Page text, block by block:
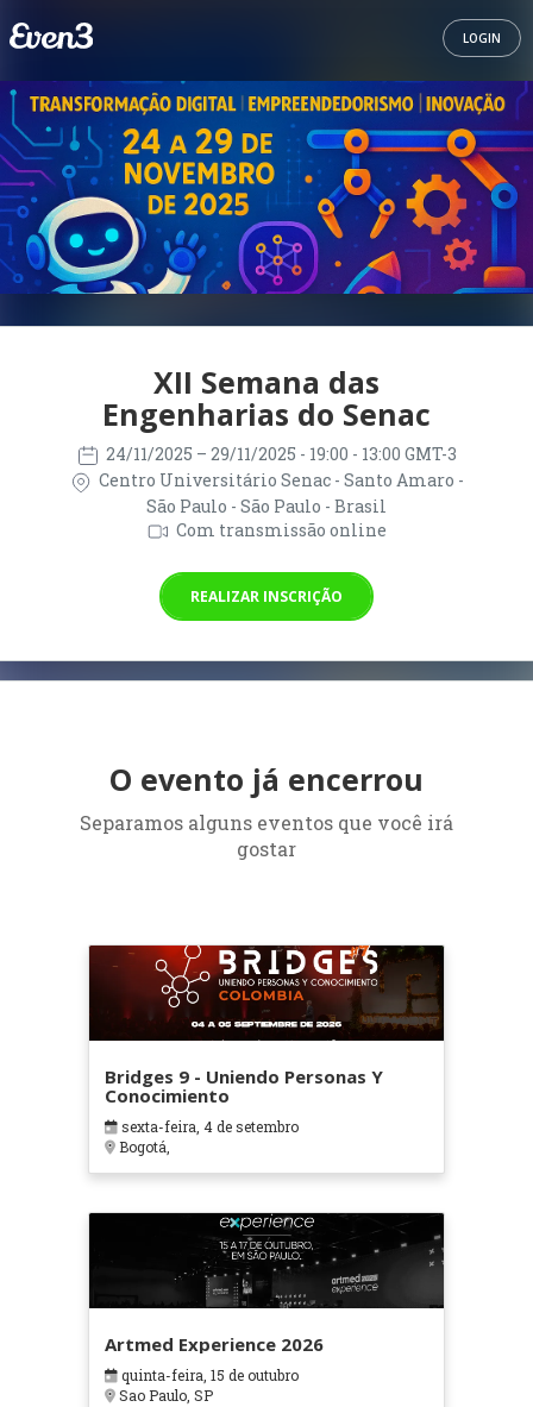
LOGIN
XII Semana das
Engenharias do Senac
24/11/2025 – 29/11/2025 - 19:00 - 13:00 GMT-3
Centro Universitário Senac - Santo Amaro -
São Paulo - São Paulo - Brasil
Com transmissão online
REALIZAR INSCRIÇÃO
O evento já encerrou
Separamos alguns eventos que você irá
gostar
Bridges 9 - Uniendo Personas Y
Conocimiento
sexta-feira, 4 de setembro
Bogotá,
Artmed Experience 2026
quinta-feira, 15 de outubro
Sao Paulo, SP